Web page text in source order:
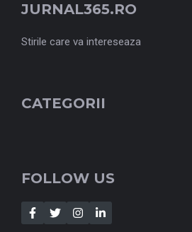
JURNAL365.RO
Stirile care va intereseaza
CATEGORII
FOLLOW US